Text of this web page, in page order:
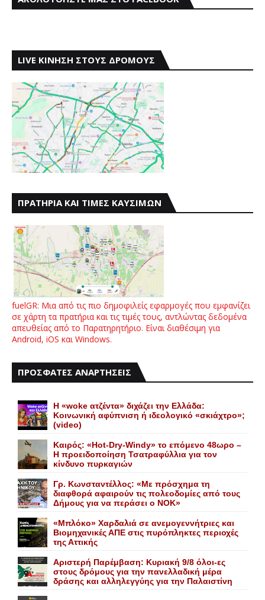
LIVE ΚΙΝΗΣΗ ΣΤΟΥΣ ΔΡΟΜΟΥΣ
ΠΡΑΤΗΡΙΑ ΚΑΙ ΤΙΜΕΣ ΚΑΥΣΙΜΩΝ
fuelGR: Μια από τις πιο δημοφιλείς εφαρμογές που εμφανίζει
σε χάρτη τα πρατήρια και τις τιμές τους, αντλώντας δεδομένα
απευθείας από το Παρατηρητήριο. Είναι διαθέσιμη για
Android, iOS και Windows.
ΠΡΟΣΦΑΤΕΣ ΑΝΑΡΤΗΣΕΙΣ
Η «woke ατζέντα» διχάζει την Ελλάδα:
Κοινωνική αφύπνιση ή ιδεολογικό «σκιάχτρο»;
(video)
Καιρός: «Hot-Dry-Windy» το επόμενο 48ωρο –
Η προειδοποίηση Τσατραφύλλια για τον
κίνδυνο πυρκαγιών
Γρ. Κωνσταντέλλος: «Με πρόσχημα τη
διαφθορά αφαιρούν τις πολεοδομίες από τους
Δήμους για να περάσει ο NOK»
«Mπλόκο» Xαρδαλιά σε ανεμογεννήτριες και
Bιομηχανικές ΑΠΕ στις πυρόπληκτες περιοχές
της Αττικής
Αριστερή Παρέμβαση: Κυριακή 9/8 όλοι-ες
στους δρόμους για την πανελλαδική μέρα
δράσης και αλληλεγγύης για την Παλαιστίνη